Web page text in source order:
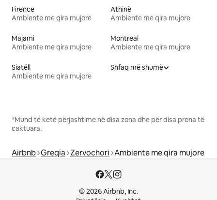
Firence
Ambiente me qira mujore
Athinë
Ambiente me qira mujore
Majami
Ambiente me qira mujore
Montreal
Ambiente me qira mujore
Siatëll
Ambiente me qira mujore
Shfaq më shumë
*Mund të ketë përjashtime në disa zona dhe për disa prona të
caktuara.
Airbnb Greqia Zervochori Ambiente me qira mujore
© 2026 Airbnb, Inc.